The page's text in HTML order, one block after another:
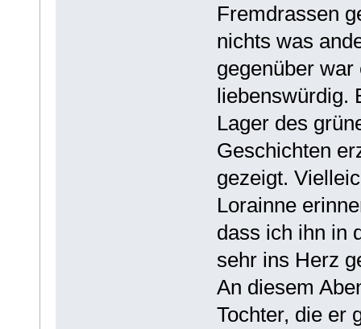
Fremdrassen
nichts was
gegenüber
liebenswürdig.
Lager des
Geschichten
gezeigt.
Lorainne
dass ich ihn in
sehr ins Herz
An diesem
Tochter, die er